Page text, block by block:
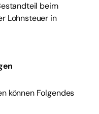
beim
Lohnsteuer in
können Folgendes